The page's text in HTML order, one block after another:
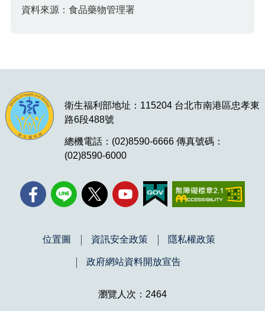
資料來源：食品藥物管理署
衛生福利部地址：115204 台北市南港區忠孝東
路6段488號
總機電話：(02)8590-6666 傳真號碼：
(02)8590-6000
位置圖 資訊安全政策 隱私權政策
政府網站資料開放宣告
瀏覽人次：2464